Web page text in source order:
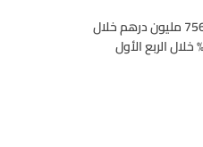
وارتفعت إيرادات قطاعات الضيافة والتأجير التجاري والترفيه بنسبة 5 % لتصل إلى 795 مليون درهم مقابل 756 مليون درهم خلال
2017، لتسجل العلامات التجارية التابعة لمجموعة “إعمار للضيافة” معدلات الإشغال بلغت 90 % خلال الربع الأول